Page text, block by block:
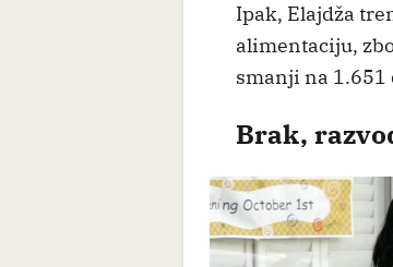
Ipak, Elajdža
alimentaciju,
smanji na 1.651
Brak,